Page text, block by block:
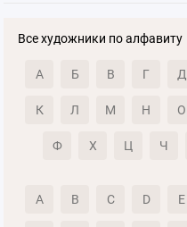
Все художники по алфавиту
А Б В Г Д
К Л М Н О
Ф Х Ц Ч
A B C D E